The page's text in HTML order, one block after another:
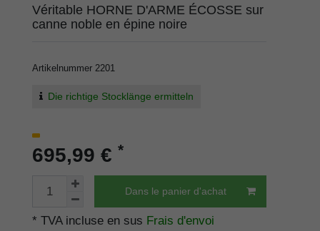
Véritable HORNE D'ARME ÉCOSSE sur
canne noble en épine noire
Artikelnummer 2201
Die richtige Stocklänge ermitteln
695,99 € *
Dans le panier d'achat
* TVA incluse en sus Frais d'envoi